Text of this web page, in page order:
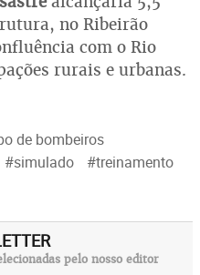
no Ribeirão
com o Rio
rurais e urbanas.
de bombeiros
#simulado
#treinamento
pelo nosso editor